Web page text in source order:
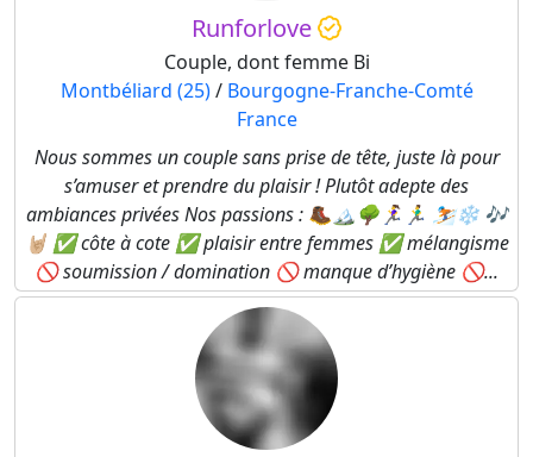
Runforlove
Couple, dont femme Bi
Montbéliard (25)/ Bourgogne-Franche-Comté
France
Nous sommes un couple sans prise de tête, juste là pour
s’amuser et prendre du plaisir ! Plutôt adepte des
ambiances privées Nos passions : 🥾🏔️🌳🏃‍♀️🏃‍♂️ ⛷️❄️ 🎶
🤘🏼 ✅ côte à cote ✅ plaisir entre femmes ✅ mélangisme
🚫 soumission / domination 🚫 manque d’hygiène 🚫...